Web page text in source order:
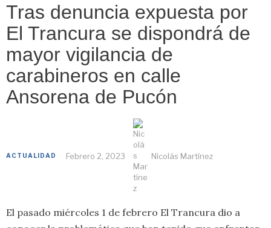
Tras denuncia expuesta por
El Trancura se dispondrá de
mayor vigilancia de
carabineros en calle
Ansorena de Pucón
ACTUALIDAD Febrero 2, 2023 Nicolás Martínez
El pasado miércoles 1 de febrero El Trancura dio a